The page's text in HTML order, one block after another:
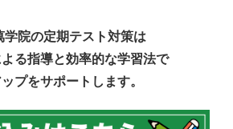
学院の定期テスト対策は
る指導と効率的な学習法で
プをサポートします。